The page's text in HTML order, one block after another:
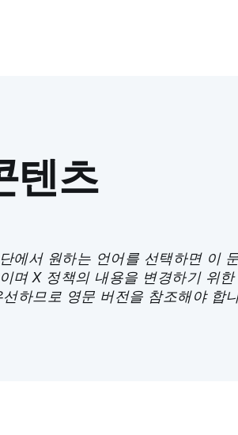
텐츠
에서 원하는 언어를 선택하면 이
며 X 정책의 내용을 변경하기 위
하므로 영문 버전을 참조해야 합